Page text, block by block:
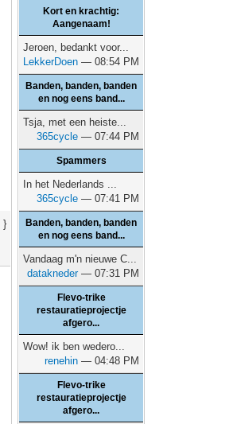
}
Kort en krachtig:
Aangenaam!
Jeroen, bedankt voor...
LekkerDoen — 08:54 PM
Banden, banden, banden
en nog eens band...
Tsja, met een heiste...
365cycle — 07:44 PM
Spammers
In het Nederlands ...
365cycle — 07:41 PM
Banden, banden, banden
en nog eens band...
Vandaag m'n nieuwe C...
datakneder— 07:31 PM
Flevo-trike
restauratieprojectje
afgero...
Wow! ik ben wedero...
renehin — 04:48 PM
Flevo-trike
restauratieprojectje
afgero...